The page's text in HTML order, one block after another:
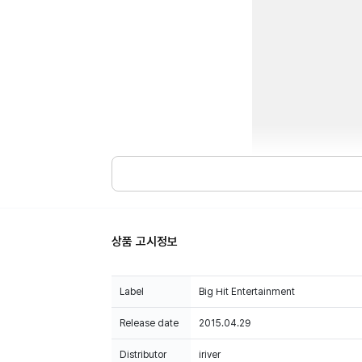
상품 고시정보
Label Big Hit Entertainment
Release date 2015.04.29
Distributor iriver